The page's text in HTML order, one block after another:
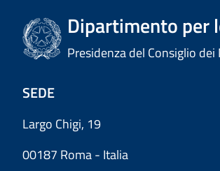
Dipartimento per
Presidenza del Consiglio
SEDE
Largo Chigi, 19
00187 Roma - Italia